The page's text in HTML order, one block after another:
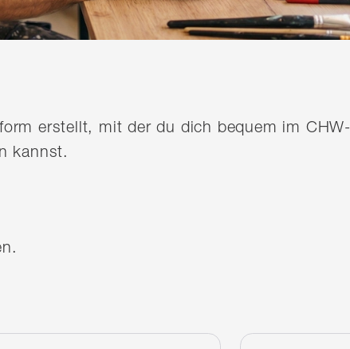
erstellt, mit der du dich bequem im CHW-
kannst.